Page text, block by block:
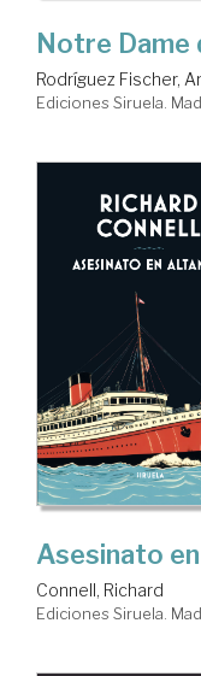
Notre Dame
Rodríguez Fischer,
Ediciones Siruela.
Asesinato
Connell, Richard
Ediciones Siruela.